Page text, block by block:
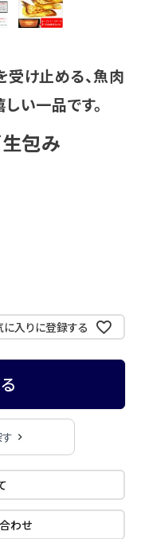
け止める、魚肉
い一品です。
包み
に入りに登録する
わせ